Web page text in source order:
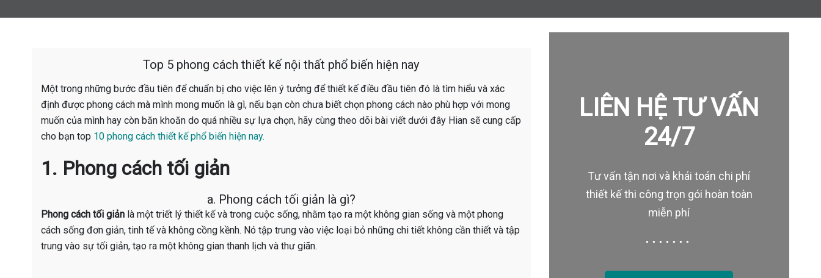
Top 5 phong cách thiết kế nội thất phổ biến hiện nay
Một trong những bước đầu tiên để chuẩn bị cho việc lên ý tưởng để thiết kế điều đầu tiên đó là tìm hiểu và xác
định được phong cách mà mình mong muốn là gì, nếu bạn còn chưa biết chọn phong cách nào phù hợp với mong
muốn của mình hay còn băn khoăn do quá nhiều sự lựa chọn, hãy cùng theo dõi bài viết dưới đây Hian sẽ cung cấp
cho bạn top 10 phong cách thiết kế phổ biến hiện nay.
1. Phong cách tối giản
a. Phong cách tối giản là gì?
Phong cách tối giản là một triết lý thiết kế và trong cuộc sống, nhằm tạo ra một không gian sống và một phong
cách sống đơn giản, tinh tế và không cồng kềnh. Nó tập trung vào việc loại bỏ những chi tiết không cần thiết và tập
trung vào sự tối giản, tạo ra một không gian thanh lịch và thư giãn.
LIÊN HỆ TƯ VẤN
24/7
Tư vấn tận nơi và khái toán chi phí
thiết kế thi công trọn gói hoàn toàn
miễn phí